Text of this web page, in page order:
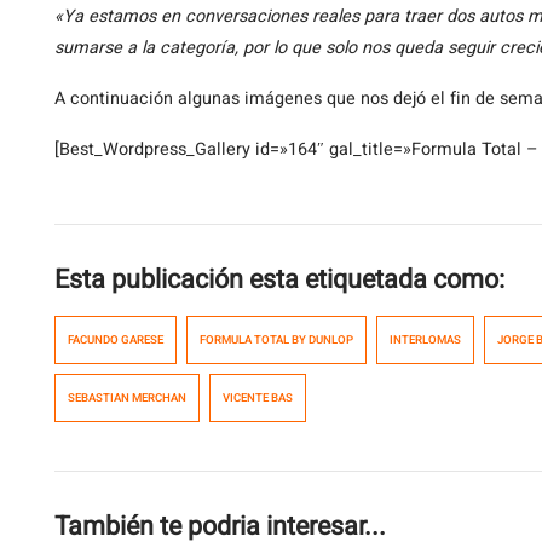
«Ya estamos en conversaciones reales para traer dos autos
sumarse a la categoría, por lo que solo nos queda seguir
A continuación algunas imágenes que nos dejó el fin de
[Best_Wordpress_Gallery id=»164″ gal_title=»Formula Total
Esta publicación esta etiquetada como:
FACUNDO GARESE FORMULA TOTAL BY DUNLOP INTERLOMAS JORGE
SEBASTIAN MERCHAN VICENTE BAS
También te podria interesar...